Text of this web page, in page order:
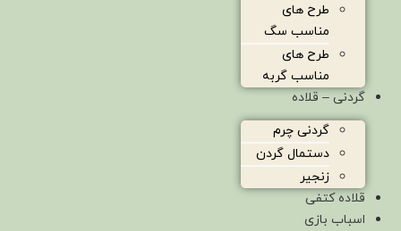
طرح های
مناسب سگ
طرح های
مناسب گربه
گردنی – قلاده
گردنی چرم
دستمال گردن
زنجیر
قلاده کتفی
اسباب بازی